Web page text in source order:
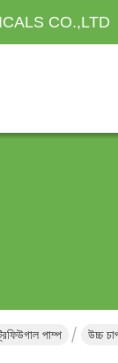
CO.,LTD
পাম্প উচ্চ